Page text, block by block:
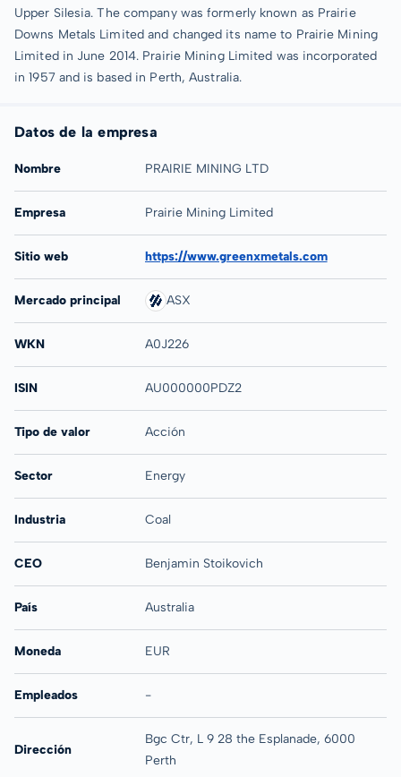
Upper Silesia. The company was formerly known as Prairie
Downs Metals Limited and changed its name to Prairie Mining
Limited in June 2014. Prairie Mining Limited was incorporated
in 1957 and is based in Perth, Australia.
Datos de la empresa
Nombre PRAIRIE MINING LTD
Empresa Prairie Mining Limited
Sitio web https://www.greenxmetals.com
Mercado principal ASX
WKN A0J226
ISIN AU000000PDZ2
Tipo de valor Acción
Sector Energy
Industria Coal
CEO Benjamin Stoikovich
País Australia
Moneda EUR
Empleados -
Dirección
Bgc Ctr, L 9 28 the Esplanade, 6000
Perth